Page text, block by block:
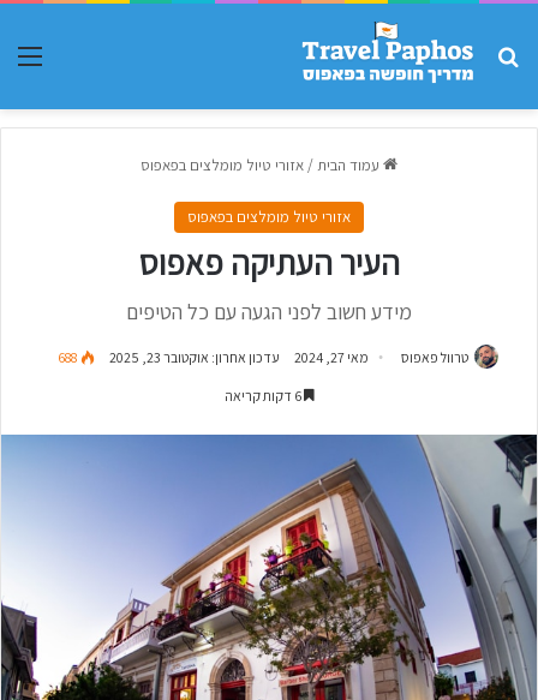
חפש עבור
עמוד הבית/ אזורי טיול מומלצים בפאפוס
אזורי טיול מומלצים בפאפוס
העיר העתיקה פאפוס
מידע חשוב לפני הגעה עם כל הטיפים
טרוול פאפוס מאי 27, 2024 עדכון אחרון: אוקטובר 23, 2025 688
6 דקות קריאה